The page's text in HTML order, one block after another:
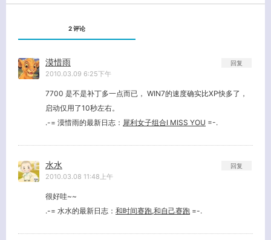
2 评论
漠惜雨
2010.03.09 6:25下午
7700 是不是补丁多一点而已， WIN7的速度确实比XP快多了，
启动仅用了10秒左右。
.-= 漠惜雨的最新日志： 犀利女子组合I MISS YOU =-.
回复
水水
2010.03.08 11:48上午
很好哇~~
.-= 水水的最新日志： 和时间赛跑,和自己赛跑 =-.
回复